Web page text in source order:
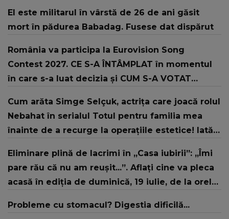
El este militarul în vârstă de 26 de ani găsit
mort în pădurea Babadag. Fusese dat dispărut
România va participa la Eurovision Song
Contest 2027. CE S-A ÎNTÂMPLAT în momentul
în care s-a luat decizia și CUM S-A VOTAT
strategic de..."
Cum arăta Simge Selçuk, actrița care joacă rolul
Nebahat în serialul Totul pentru familia mea
înainte de a recurge la operațiile estetice! Iată
„Tinerețe rebelă”
Eliminare plină de lacrimi în „Casa iubirii”: „Îmi
pare rău că nu am reușit...”. Aflați cine va pleca
acasă în ediția de duminică, 19 iulie, de la orele
Probleme cu stomacul? Digestia dificilă...